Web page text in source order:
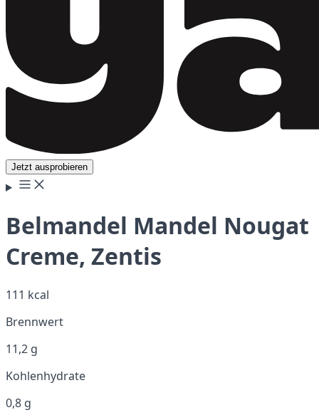
Jetzt ausprobieren
Belmandel Mandel Nougat
Creme, Zentis
111 kcal
Brennwert
11,2 g
Kohlenhydrate
0,8 g